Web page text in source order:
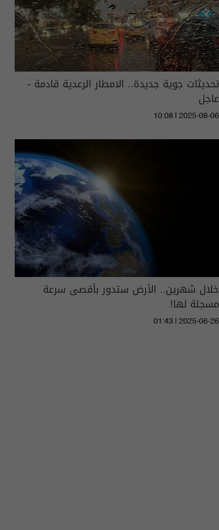
تحديثات جوية جديدة.. الامطار الرعدية قادمة -
عاجل
10:08 | 2025-08-06
خلال شهرين.. الأرض ستدور بأقصى سرعة
مسجلة لها!
01:43 | 2025-06-26